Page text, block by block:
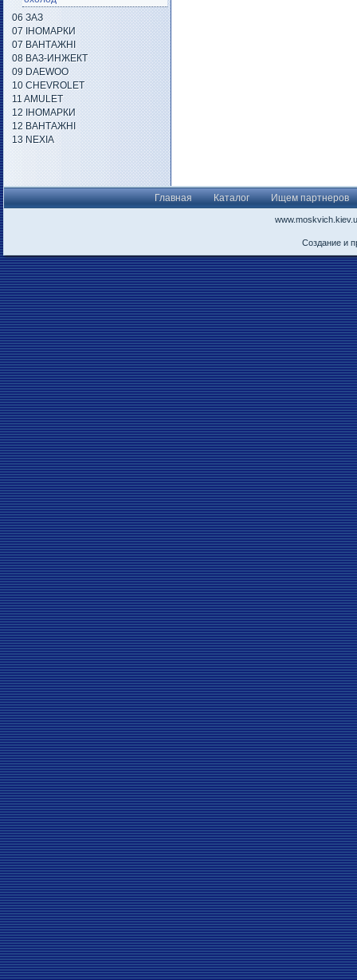
06 ЗАЗ
07 ІНОМАРКИ
07 ВАНТАЖНІ
08 ВАЗ-ИНЖЕКТ
09 DAEWOO
10 CHEVROLET
11 AMULET
12 ІНОМАРКИ
12 ВАНТАЖНІ
13 NEXIA
Главная Каталог Ищем партнеров
Создание и